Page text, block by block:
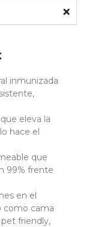
inmunizada
eleva la
hace el
que
99% frente
en el
como cama
friendly,